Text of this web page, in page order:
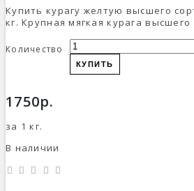
Купить курагу желтую высшего
кг. Крупная мягкая курага
Количество
КУПИТЬ
1750р.
за 1 кг.
В наличии